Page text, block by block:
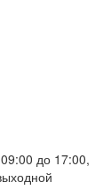
до 17:00,